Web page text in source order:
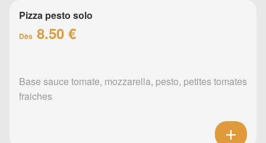
Pizza pesto solo
Dès 8.50 €
Base sauce tomate, mozzarella, pesto, petites tomates
fraiches